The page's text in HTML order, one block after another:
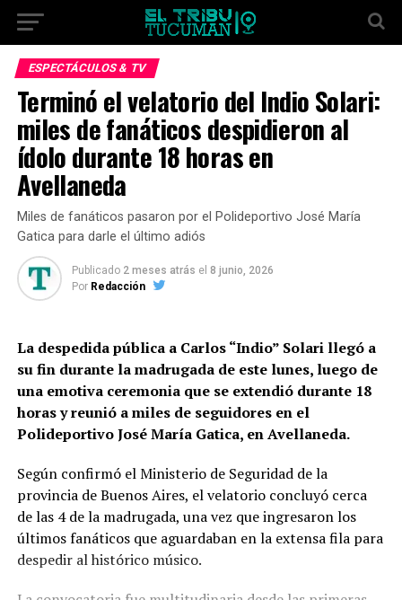
ESPECTÁCULOS & TV
Terminó el velatorio del Indio Solari:
miles de fanáticos despidieron al
ídolo durante 18 horas en
Avellaneda
Miles de fanáticos pasaron por el Polideportivo José María
Gatica para darle el último adiós
Publicado 2 meses atrás el 8 junio, 2026
Por Redacción
La despedida pública a Carlos “Indio” Solari llegó a
su fin durante la madrugada de este lunes, luego de
una emotiva ceremonia que se extendió durante 18
horas y reunió a miles de seguidores en el
Polideportivo José María Gatica, en Avellaneda.
Según confirmó el Ministerio de Seguridad de la
provincia de Buenos Aires, el velatorio concluyó cerca
de las 4 de la madrugada, una vez que ingresaron los
últimos fanáticos que aguardaban en la extensa fila para
despedir al histórico músico.